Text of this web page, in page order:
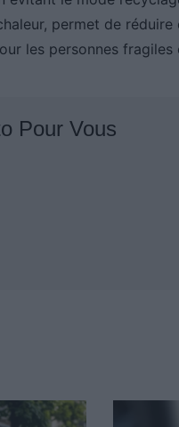
permet de
les personnes fragiles
Pour Vous